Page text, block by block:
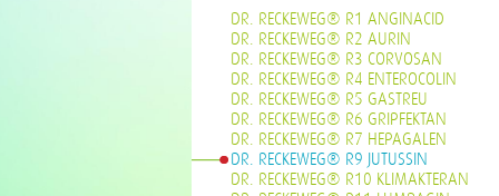
DR. RECKEWEG® R1 ANGINACID
DR. RECKEWEG® R2 AURIN
DR. RECKEWEG® R3 CORVOSAN
DR. RECKEWEG® R4 ENTEROCOLIN
DR. RECKEWEG® R5 GASTREU
DR. RECKEWEG® R6 GRIPFEKTAN
DR. RECKEWEG® R7 HEPAGALEN
DR. RECKEWEG® R9 JUTUSSIN
DR. RECKEWEG® R10 KLIMAKTERAN